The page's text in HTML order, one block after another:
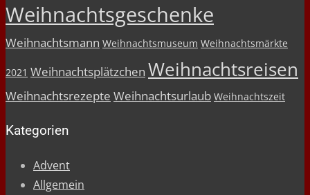
Weihnachtsgeschenke
Weihnachtsmann Weihnachtsmuseum Weihnachtsmärkte
2021 Weihnachtsplätzchen Weihnachtsreisen
Weihnachtsrezepte Weihnachtsurlaub Weihnachtszeit
Kategorien
Advent
Allgemein